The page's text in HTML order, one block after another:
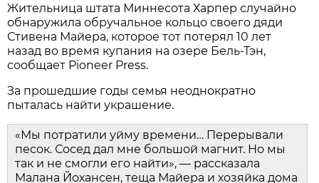
Жительница штата Миннесота Харпер случайно
обнаружила обручальное кольцо своего дяди
Стивена Майера, которое тот потерял 10 лет
назад во время купания на озере Бель-Тэн,
сообщает Pioneer Press.
За прошедшие годы семья неоднократно
пыталась найти украшение.
«Мы потратили уйму времени… Перерывали
песок. Сосед дал мне большой магнит. Но мы
так и не смогли его найти», — рассказала
Малана Йохансен, теща Майера и хозяйка дома